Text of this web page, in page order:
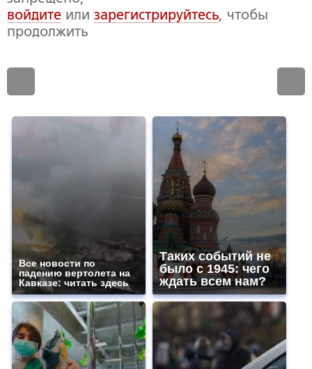
войдите или зарегистрируйтесь, чтобы
продолжить
Все новости по
падению вертолета на
Кавказе: читать здесь
Таких событий не
было с 1945: чего
ждать всем нам?